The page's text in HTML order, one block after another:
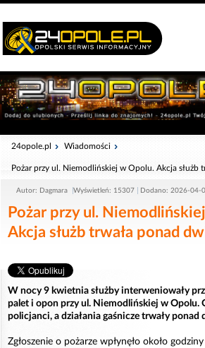
24opole.pl Wiadomości
Pożar przy ul. Niemodlińskiej w Opolu. Akcja służb
Autor: Dagmara Wyświetleń: 15307 Dodano: 2026-04-
Pożar przy ul.
Akcja służb trwała ponad
W nocy 9 kwietnia służby interweniowały
palet i opon przy ul. Niemodlińskiej w Opolu.
policjanci, a działania gaśnicze trwały ponad
Zgłoszenie o pożarze wpłynęło około